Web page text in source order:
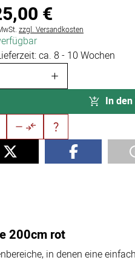
,00 €
zzgl. Versandkosten
ca. 8 - 10 Wochen
In
200cm rot
in denen eine